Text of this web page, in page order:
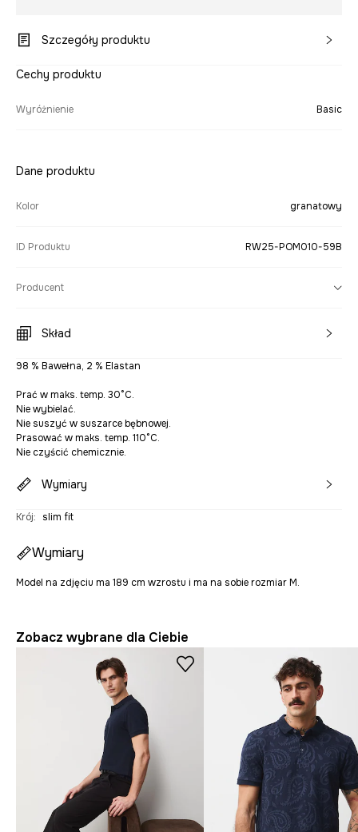
Szczegóły produktu
Cechy produktu
Wyróżnienie Basic
Dane produktu
Kolor granatowy
ID Produktu RW25-POM010-59B
Producent
Skład
98 % Bawełna, 2 % Elastan
Prać w maks. temp. 30°C.
Nie wybielać.
Nie suszyć w suszarce bębnowej.
Prasować w maks. temp. 110°C.
Nie czyścić chemicznie.
Wymiary
Krój: slim fit
Wymiary
Model na zdjęciu ma 189 cm wzrostu i ma na sobie rozmiar M.
Zobacz wybrane dla Ciebie